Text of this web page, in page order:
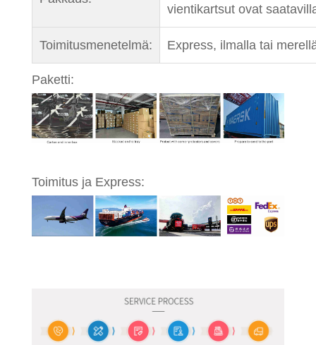
vientikartsut ovat
Toimitusmenetelmä: Express, ilmalla tai
Paketti:
Toimitus ja Express: